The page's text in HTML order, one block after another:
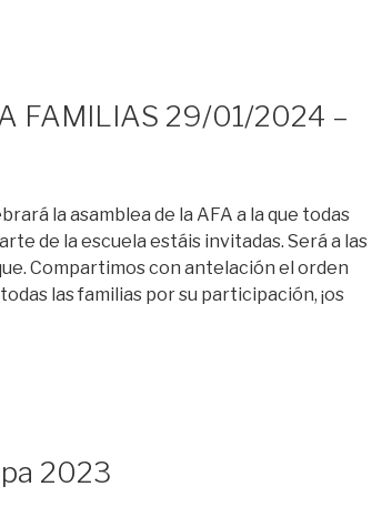
FAMILIAS 29/01/2024 –
la asamblea de la AFA a la que todas
de la escuela estáis invitadas. Será a las
Compartimos con antelación el orden
las familias por su participación, ¡os
2023